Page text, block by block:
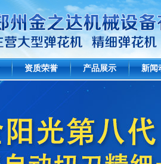
资质荣誉 产品展示 新闻